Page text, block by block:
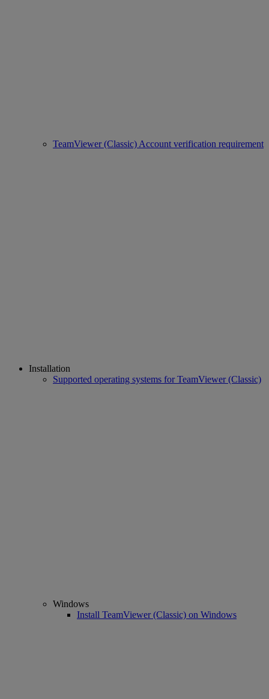
TeamViewer (Classic) Account verification requirement
Installation
Supported operating systems for TeamViewer (Classic)
Windows
Install TeamViewer (Classic) on Windows